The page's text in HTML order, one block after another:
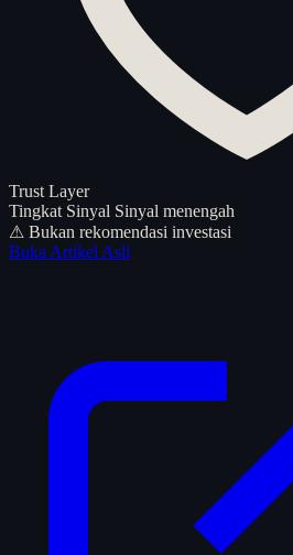
Trust Layer
Tingkat Sinyal Sinyal menengah
⚠ Bukan rekomendasi investasi
Buka Artikel Asli